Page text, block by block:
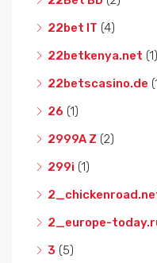
22bet IT (4)
22betkenya.net (1)
22betscasino.de
26 (1)
2999A Z (2)
299i (1)
2_europe-
3 (5)